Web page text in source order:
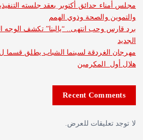
حدائق أكتوبر يعقد جلسته التنفيذية لمناقشة
والصحة وذوي الهمم
انتهى.. “يالينا” تكشف الوجه المثير
لسينما الشباب يطلق قسما ل” صوت
Recent
للعرض.